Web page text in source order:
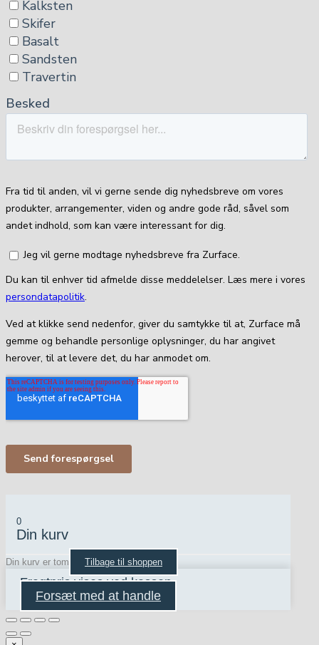
0
Din kurv
Din kurv er tom Tilbage til shoppen
Fragtpris vises ved kassen
Forsæt med at handle